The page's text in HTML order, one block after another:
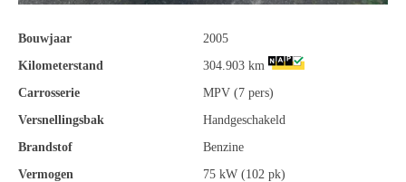
Bouwjaar
2005
Kilometerstand
304.903 km
Carrosserie
MPV (7 pers)
Versnellingsbak
Handgeschakeld
Brandstof
Benzine
Vermogen
75 kW (102 pk)